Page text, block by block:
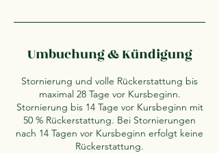
Umbuchung & Kündigung
Stornierung und volle Rückerstattung bis
maximal 28 Tage vor Kursbeginn.
Stornierung bis 14 Tage vor Kursbeginn mit
50 % Rückerstattung. Bei Stornierungen
nach 14 Tagen vor Kursbeginn erfolgt keine
Rückerstattung.